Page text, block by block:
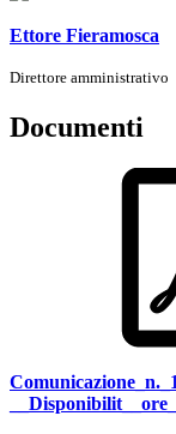
Ettore Fieramosca
Direttore amministrativo
Documenti